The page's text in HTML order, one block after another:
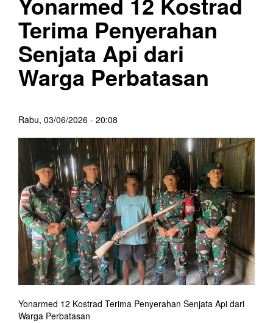
Terima Penyerahan
Senjata Api dari
Warga Perbatasan
Rabu, 03/06/2026 - 20:08
Yonarmed 12 Kostrad Terima Penyerahan Senjata Api dari
Warga Perbatasan